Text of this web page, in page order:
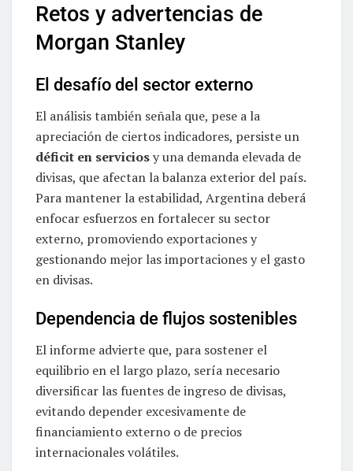
Retos y advertencias de
Morgan Stanley
El desafío del sector externo
El análisis también señala que, pese a la
apreciación de ciertos indicadores, persiste un
déficit en serviciosy una demanda elevada de
divisas, que afectan la balanza exterior del país.
Para mantener la estabilidad, Argentina deberá
enfocar esfuerzos en fortalecer su sector
externo, promoviendo exportaciones y
gestionando mejor las importaciones y el gasto
en divisas.
Dependencia de flujos sostenibles
El informe advierte que, para sostener el
equilibrio en el largo plazo, sería necesario
diversificar las fuentes de ingreso de divisas,
evitando depender excesivamente de
financiamiento externo o de precios
internacionales volátiles.